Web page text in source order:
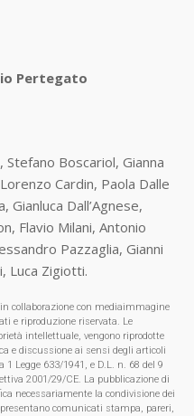
Pertegato
Boscariol, Gianna
Cardin, Paola Dalle
Gianluca Dall’Agnese,
Flavio Milani, Antonio
Pazzaglia, Gianni
Luca Zigiotti.
collaborazione con mediaimmagine
e riproduzione riservata. Le
intellettuale, vengono riprodotte
e discussione ai sensi degli articoli
Legge 633/1941, e D.L. n. 68 del 9
2001/29/CE. La pubblicazione di
necessariamente la condivisione dei
comunicati stampa, pareri,